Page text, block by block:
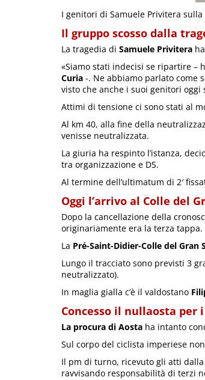
I genitori di Samuele Privitera
Il gruppo scosso dalla
La tragedia di Samuele Privitera
«Siamo stati indecisi se ripartire –
Curia -. Ne abbiamo parlato come
visto che anche i suoi genitori oggi
Attimi di tensione ci sono stati al
Al km 40, alla fine della
venisse neutralizzata.
La giuria ha respinto l’istanza,
tra organizzazione e DS.
Al termine dell’ultimatum di 2′
Oggi l’arrivo al Colle del
Dopo la cancellazione della
originariamente era la terza tappa.
La Pré-Saint-Didier-Colle del Gran
Lungo il tracciato sono previsti 3
neutralizzato).
In maglia gialla c’è il valdostano
Concesso il nullaosta per
La procura di Aosta ha intanto
Sul corpo del ciclista imperiese
Il pm di turno, ricevuto gli atti
ravvisando responsabilità di terzi